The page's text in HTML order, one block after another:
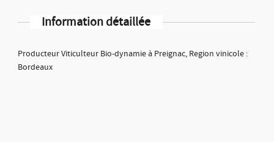
Information détaillée
Producteur Viticulteur Bio-dynamie à Preignac, Region vinicole :
Bordeaux